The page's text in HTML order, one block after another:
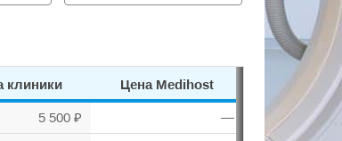
клиники Цена Medihost
5 500 ₽ —